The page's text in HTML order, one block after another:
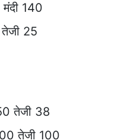
140
25
तेजी 38
तेजी 100